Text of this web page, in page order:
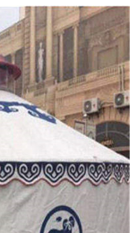
烤全羊炉
闻资讯
于中远